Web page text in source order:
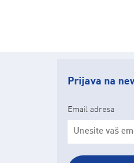
Prijava na
Email adresa